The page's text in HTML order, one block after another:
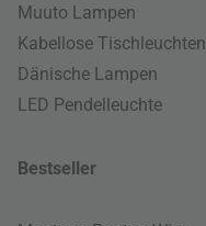
Muuto Lampen
Kabellose Tischleuchten
Dänische Lampen
LED Pendelleuchte
Bestseller